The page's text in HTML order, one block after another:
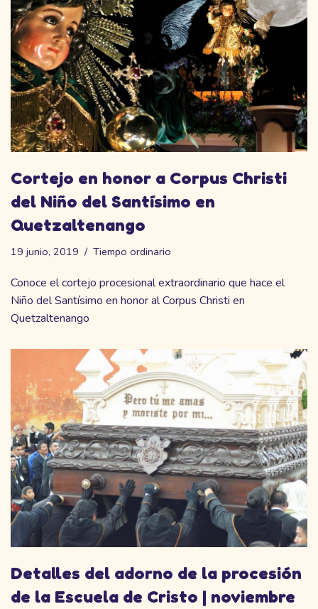
Cortejo en honor a Corpus Christi
del Niño del Santísimo en
Quetzaltenango
19 junio, 2019 Tiempo ordinario
Conoce el cortejo procesional extraordinario que hace el
Niño del Santísimo en honor al Corpus Christi en
Quetzaltenango
Detalles del adorno de la procesión
de la Escuela de Cristo | noviembre